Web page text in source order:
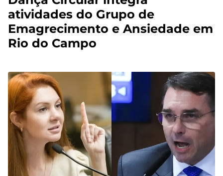
atividades do Grupo de
Emagrecimento e Ansiedade em
Rio do Campo